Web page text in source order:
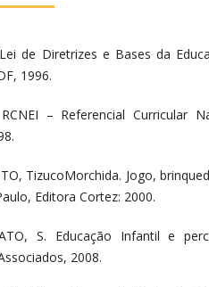
de Diretrizes e Bases da
1996.
RCNEI – Referencial Curricular
TizucoMorchida. Jogo,
Editora Cortez: 2000.
S. Educação Infantil e
2008.